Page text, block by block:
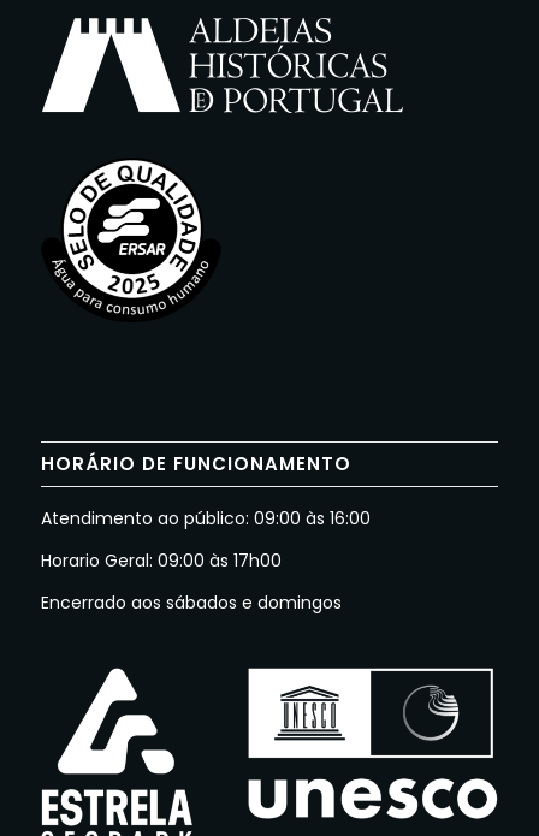
HORÁRIO DE FUNCIONAMENTO
Atendimento ao público: 09:00 às 16:00
Horario Geral: 09:00 às 17h00
Encerrado aos sábados e domingos